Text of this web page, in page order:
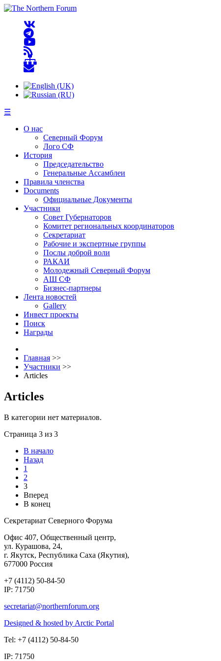
☰
О нас
Северный Форум
Лого СФ
История
Председательство
Генеральные Ассамблеи
Правила членства
Documents
Официальные Документы
Участники
Совет Губернаторов
Комитет региональных координаторов
Секретариат
Рабочие и экспертные группы
Послы доброй воли
РАКАИ
Молодежный Северный Форум
АШ СФ
Бизнес-партнеры
Лента новостей
Gallery
Инвест проекты
Поиск
Награды
Главная >>
Участники >>
Articles
Articles
В категории нет материалов.
Страница 3 из 3
В начало
Назад
1
2
3
Вперед
В конец
Секретариат Северного Форума
Офис 407, Общественный центр,
ул. Курашова, 24,
г. Якутск, Республика Саха (Якутия),
677000 Россия
+7 (4112) 50-84-50
IP: 71750
Designed & hosted by Arctic Portal
Tel: +7 (4112) 50-84-50
IP: 71750